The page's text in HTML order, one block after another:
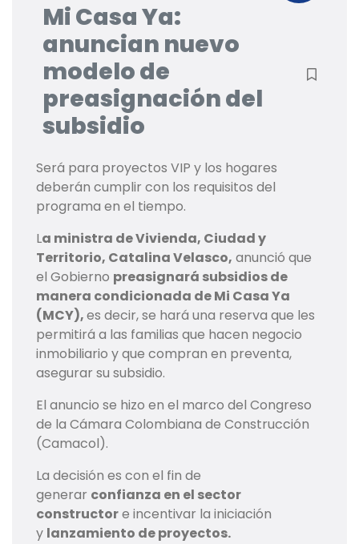
Mi Casa Ya:
anuncian nuevo
modelo de
preasignación del
subsidio
Será para proyectos VIP y los hogares
deberán cumplir con los requisitos del
programa en el tiempo.
La ministra de Vivienda, Ciudad y
Territorio, Catalina Velasco, anunció que
el Gobierno preasignará subsidios de
manera condicionada de Mi Casa Ya
(MCY),es decir, se hará una reserva que les
permitirá a las familias que hacen negocio
inmobiliario y que compran en preventa,
asegurar su subsidio.
El anuncio se hizo en el marco del Congreso
de la Cámara Colombiana de Construcción
(Camacol).
La decisión es con el fin de
generar confianza en el sector
constructore incentivar la iniciación
y lanzamiento de proyectos.